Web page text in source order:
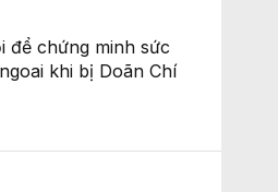
để chứng minh sức
khi bị Doãn Chí